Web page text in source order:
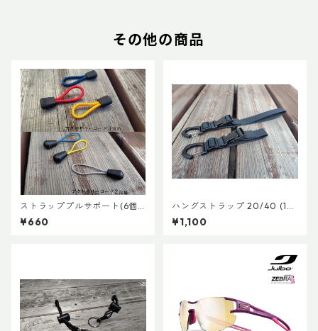
その他の商品
ストラッププルサポート(6個
セット)
¥660
ハングストラップ 20/40 (1
本)
¥1,100